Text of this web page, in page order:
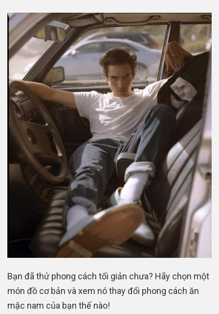
Bạn đã thử phong cách tối giản chưa? Hãy chọn một
món đồ cơ bản và xem nó thay đổi phong cách ăn
mặc nam của bạn thế nào!